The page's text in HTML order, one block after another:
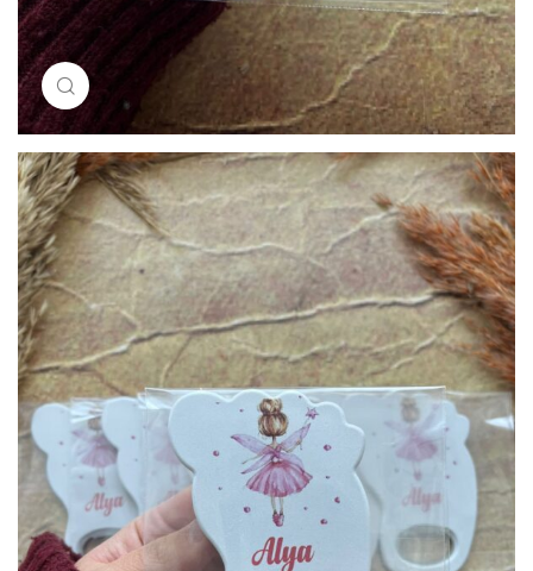
Resimi büyütmek için tıklayın